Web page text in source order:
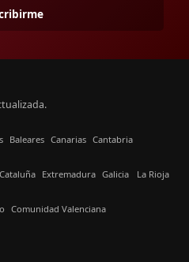
Baleares Canarias Cantabria
Cataluña Extremadura Galicia La Rioja
Comunidad Valenciana